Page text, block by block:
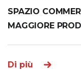
SPAZIO
MAGGIORE
Di più